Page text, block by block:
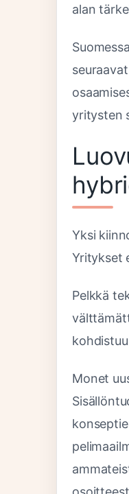
alan
yritysten
Yksi
Yritykset
Pelkkä
Monet